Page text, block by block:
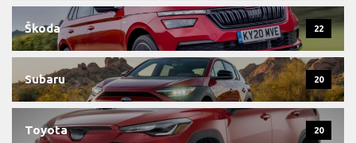
Škoda 22
Subaru 20
Toyota 20